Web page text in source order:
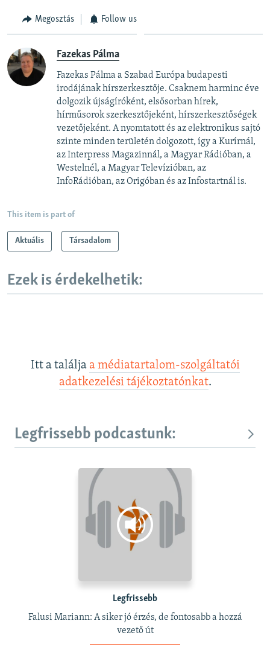
Megosztás Follow us
Fazekas Pálma
Fazekas Pálma a Szabad Európa budapesti
irodájának hírszerkesztője. Csaknem harminc éve
dolgozik újságíróként, elsősorban hírek,
hírműsorok szerkesztőjeként, hírszerkesztőségek
vezetőjeként. A nyomtatott és az elektronikus sajtó
szinte minden területén dolgozott, így a Kurírnál,
az Interpress Magazinnál, a Magyar Rádióban, a
Westelnél, a Magyar Televízióban, az
InfoRádióban, az Origóban és az Infostartnál is.
This item is part of
Aktuális Társadalom
Ezek is érdekelhetik:
Itt a találja a médiatartalom-szolgáltatói
adatkezelési tájékoztatónkat.
Legfrissebb podcastunk:
Legfrissebb
Falusi Mariann: A siker jó érzés, de fontosabb a hozzá
vezető út